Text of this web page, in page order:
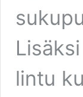
lintu